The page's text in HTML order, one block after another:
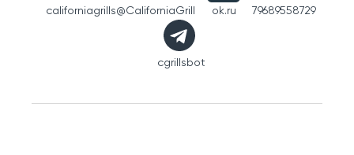
californiagrills@CaliforniaGrill ok.ru 79689558729
cgrillsbot